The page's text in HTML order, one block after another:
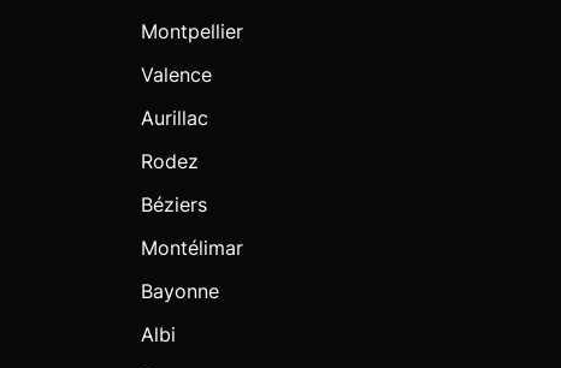
Montpellier
Valence
Aurillac
Rodez
Béziers
Montélimar
Bayonne
Albi